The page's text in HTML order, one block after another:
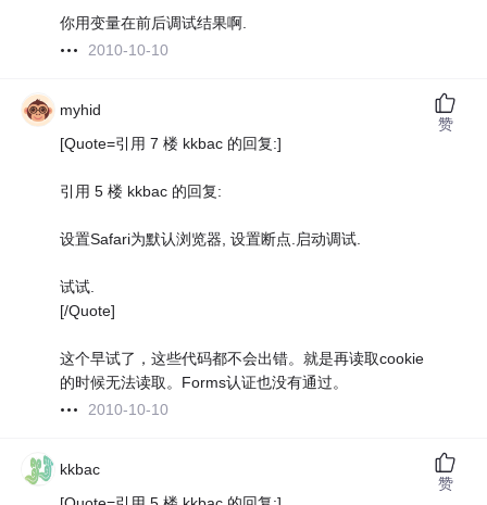
你用变量在前后调试结果啊.
2010-10-10
myhid
[Quote=引用 7 楼 kkbac 的回复:]
引用 5 楼 kkbac 的回复:
设置Safari为默认浏览器, 设置断点.启动调试.
试试.
[/Quote]
这个早试了，这些代码都不会出错。就是再读取cookie
的时候无法读取。Forms认证也没有通过。
2010-10-10
赞
kkbac
赞